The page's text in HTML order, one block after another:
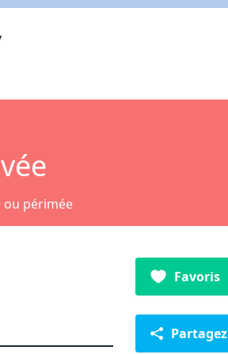
ou périmée
Favoris
Partagez